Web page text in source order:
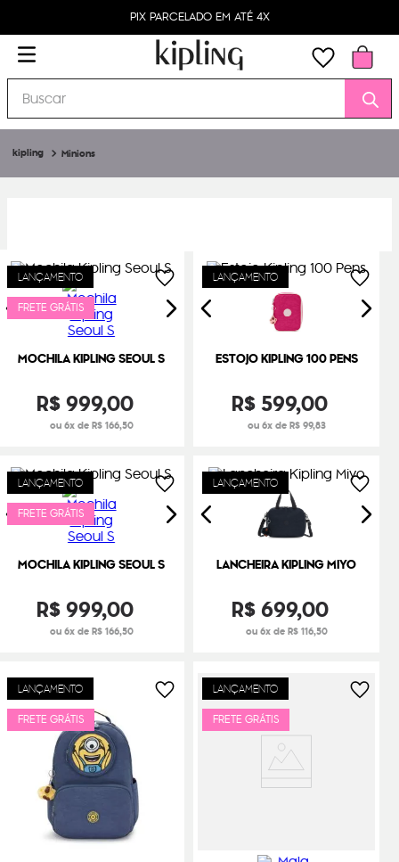
PIX PARCELADO EM ATÉ 4X
Buscar
Minions
LANÇAMENTO
FRETE GRÁTIS
MOCHILA KIPLING SEOUL S
R$999,00
ou 6x de R$ 166,50
LANÇAMENTO
ESTOJO KIPLING 100 PENS
R$599,00
ou 6x de R$ 99,83
LANÇAMENTO
FRETE GRÁTIS
MOCHILA KIPLING SEOUL S
R$999,00
ou 6x de R$ 166,50
LANÇAMENTO
LANCHEIRA KIPLING MIYO
R$ 699,00
ou 6x de R$ 116,50
LANÇAMENTO
FRETE GRÁTIS
LANÇAMENTO
FRETE GRÁTIS